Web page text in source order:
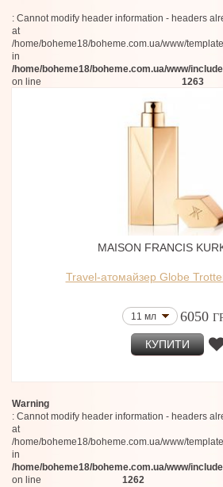
: Cannot modify header information - headers
at
/home/boheme18/boheme.com.ua/www/
in
/home/boheme18/boheme.com.ua/www/
on line
1263
MAISON FRANCIS
Travel-атомайзер Globe
11 мл 6050
КУПИТИ
Warning
: Cannot modify header information - headers
at
/home/boheme18/boheme.com.ua/www/
in
/home/boheme18/boheme.com.ua/www/
on line
1262